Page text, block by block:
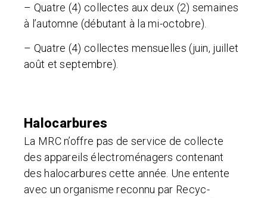
– Quatre (4) collectes aux deux (2) semaines
à l’automne (débutant à la mi-octobre).
– Quatre (4) collectes mensuelles (juin, juillet
août et septembre).
Halocarbures
La MRC n’offre pas de service de collecte
des appareils électroménagers contenant
des halocarbures cette année. Une entente
avec un organisme reconnu par Recyc-